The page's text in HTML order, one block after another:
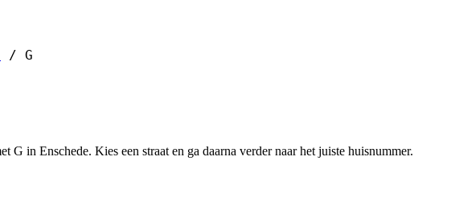
/ G
G in Enschede. Kies een straat en ga daarna verder naar het juiste huisnummer.